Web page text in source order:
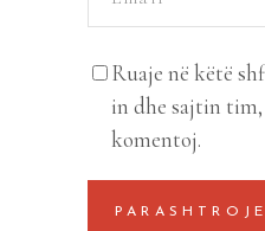
Ruaje në këtë
in dhe sajtin
komentoj.